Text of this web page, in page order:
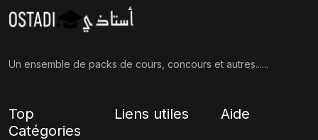
Un ensemble de packs de cours, concours et autres......
Top
Catégories
Liens utiles Aide